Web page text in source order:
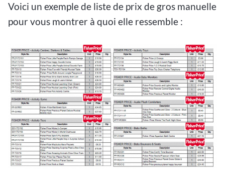
Voici un exemple de liste de prix de gros manuelle
pour vous montrer à quoi elle ressemble :